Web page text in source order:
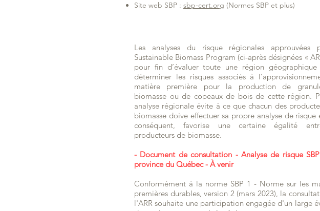
Site web SBP : sbp-cert.org (Normes SBP et plus)
Les analyses du risque régionales approuvées
Sustainable Biomass Program (ci-après désignées «
pour fin d’évaluer toute une région
déterminer les risques associés à
matière première pour la production de
biomasse ou de copeaux de bois de cette région.
analyse régionale évite à ce que chacun des
biomasse doive effectuer sa propre analyse de risque
conséquent, favorise une certaine égalité
producteurs de biomasse.
- Document de consultation - Analyse de risque
province du Québec - À venir
Conformément à la norme SBP 1 - Norme sur les
premières durables, version 2 (mars 2023), la
l'ARR souhaite une participation engagée d'un large